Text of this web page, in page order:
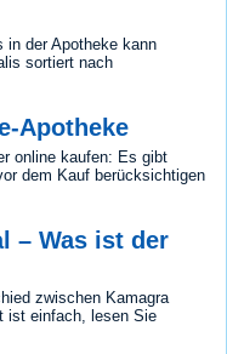
der Apotheke kann
sortiert nach
Apotheke
online kaufen: Es gibt
dem Kauf berücksichtigen
– Was ist der
zwischen Kamagra
ist einfach, lesen Sie